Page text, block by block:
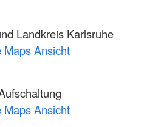
Landkreis Karlsruhe
Maps Ansicht
Maps Ansicht